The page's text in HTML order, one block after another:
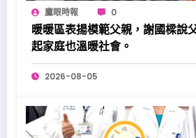
鷹眼時報 0
暖暖區表揚模範父親，謝國樑說
起家庭也溫暖社會。
2026-08-05